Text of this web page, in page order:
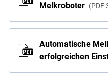
Melkroboter
PDF
Automatische
erfolgreichen